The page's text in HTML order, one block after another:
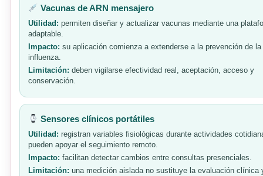
Vacunas de ARN mensajero
Utilidad: permiten diseñar y actualizar vacunas mediante una
adaptable.
Impacto: su aplicación comienza a extenderse a la prevención de la
influenza.
Limitación: deben vigilarse efectividad real, aceptación, acceso y
conservación.
Sensores clínicos portátiles
Utilidad: registran variables fisiológicas durante actividades
pueden apoyar el seguimiento remoto.
Impacto: facilitan detectar cambios entre consultas presenciales.
Limitación: una medición aislada no sustituye la evaluación clínica